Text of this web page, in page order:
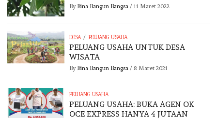
By Bina Bangun Bangsa / 11 Maret 2022
DESA / PELUANG USAHA
PELUANG USAHA UNTUK DESA
WISATA
By Bina Bangun Bangsa/ 8 Maret 2021
PELUANG USAHA
PELUANG USAHA: BUKA AGEN OK
OCE EXPRESS HANYA 4 JUTAAN